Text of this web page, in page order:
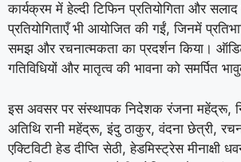
कार्यक्रम में हेल्दी टिफिन प्रतियोगिता और
प्रतियोगिताएँ भी आयोजित की गईं, जिनमें
समझ और रचनात्मकता का प्रदर्शन किया।
गतिविधियों और मातृत्व की भावना को समर्पित
इस अवसर पर संस्थापक निदेशक रंजना महेंद्रू,
अतिथि रानी महेंद्रू, इंदु ठाकुर, वंदना छेत्री,
एक्टिविटी हेड दीप्ति सेठी, हेडमिस्ट्रेस मीनाक्षी